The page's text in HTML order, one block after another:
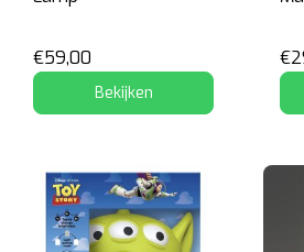
€59,00
Bekijken